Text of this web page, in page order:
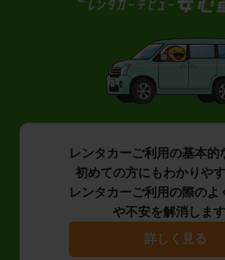
レンタカーご利用の基本的
初めての方にもわかりやす
レンタカーご利用の際のよ
や不安を解消します
詳しく見る